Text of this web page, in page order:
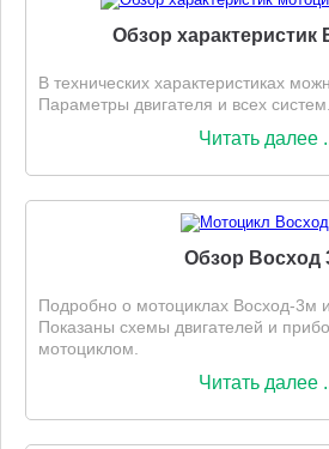
Обзор характеристик
В технических характеристиках
Параметры двигателя и всех систем.
Читать далее
Обзор Восход
Подробно о мотоциклах Восход-3м
Показаны схемы двигателей и
мотоциклом.
Читать далее